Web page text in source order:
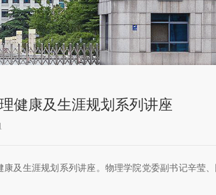
健康及生涯规划系列讲座
及生涯规划系列讲座。物理学院党委副书记辛莹、